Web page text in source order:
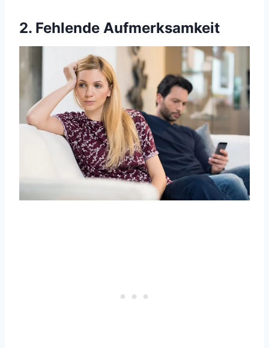
2. Fehlende Aufmerksamkeit